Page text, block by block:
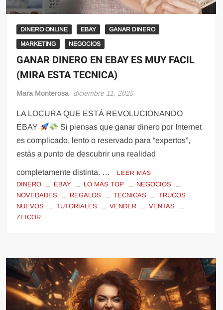
DINERO ONLINE EBAY GANAR DINERO
MARKETING NEGOCIOS
GANAR DINERO EN EBAY ES MUY FACIL
(MIRA ESTA TECNICA)
Mara Monterosa diciembre 11, 2025
LA LOCURA QUE ESTÁ REVOLUCIONANDO
EBAY
Si piensas que ganar dinero por Internet
es complicado, lento o reservado para “expertos”,
estás a punto de descubrir una realidad
completamente distinta. … LEER MÁS
DINERO EBAY LO MÁS TOP
NEGOCIOS
NOVEDADES
REGALOS TECNICAS
TRUCOS
NUEVOS
TUTORIALES VENDER
VENTAS
ZEICOR